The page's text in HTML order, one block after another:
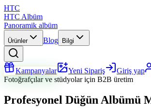
HTC
HTC Albüm
Panoramik albüm
Ürünler Blog Bilgi
Kampanyalar Yeni Sipariş Giriş yap
Fotoğrafçılar ve stüdyolar için B2B üretim
Profesyonel Düğün Albümü